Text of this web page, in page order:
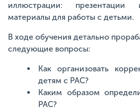
иллюстрации: презентации
материалы для работы с детьми.
В ходе обучения детально
следующие вопросы:
Как организовать
детям с РАС?
Каким образом
РАС?